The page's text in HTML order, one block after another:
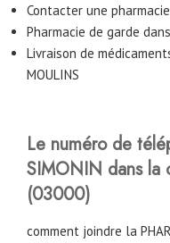
Contacter une
Pharmacie de garde
Livraison de
MOULINS
Le numéro de
SIMONIN dans la
(03000)
comment joindre la